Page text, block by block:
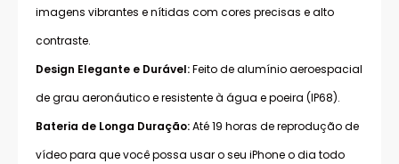
imagens vibrantes e nítidas com cores precisas e alto
contraste.
Design Elegante e Durável:Feito de alumínio aeroespacial
de grau aeronáutico e resistente à água e poeira (IP68).
Bateria de Longa Duração:Até 19 horas de reprodução de
vídeo para que você possa usar o seu iPhone o dia todo